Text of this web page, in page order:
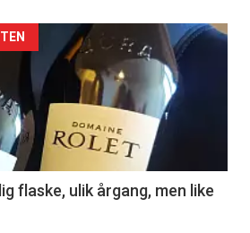
flaske, ulik årgang, men like